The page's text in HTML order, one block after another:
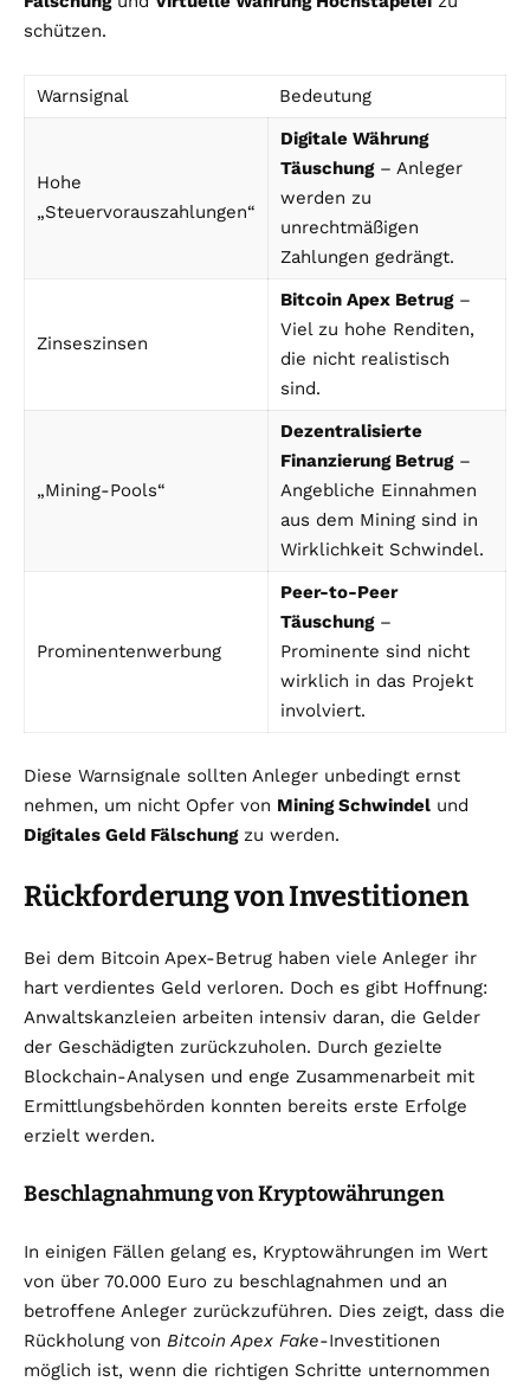
schützen.
Warnsignal Bedeutung
Hohe
„Steuervorauszahlungen“
Digitale Währung
Täuschung– Anleger
werden zu
unrechtmäßigen
Zahlungen gedrängt.
Zinseszinsen
Bitcoin Apex Betrug–
Viel zu hohe Renditen,
die nicht realistisch
sind.
„Mining-Pools“
Dezentralisierte
Finanzierung Betrug–
Angebliche Einnahmen
aus dem Mining sind in
Wirklichkeit Schwindel.
Prominentenwerbung
Peer-to-Peer
Täuschung–
Prominente sind nicht
wirklich in das Projekt
involviert.
Diese Warnsignale sollten Anleger unbedingt ernst
nehmen, um nicht Opfer von Mining Schwindel und
Digitales Geld Fälschungzu werden.
Rückforderung von Investitionen
Bei dem Bitcoin Apex-Betrug haben viele Anleger ihr
hart verdientes Geld verloren. Doch es gibt Hoffnung:
Anwaltskanzleien arbeiten intensiv daran, die Gelder
der Geschädigten zurückzuholen. Durch gezielte
Blockchain-Analysen und enge Zusammenarbeit mit
Ermittlungsbehörden konnten bereits erste Erfolge
erzielt werden.
Beschlagnahmung von Kryptowährungen
In einigen Fällen gelang es, Kryptowährungen im Wert
von über 70.000 Euro zu beschlagnahmen und an
betroffene Anleger zurückzuführen. Dies zeigt, dass die
Rückholung von Bitcoin Apex Fake-Investitionen
möglich ist, wenn die richtigen Schritte unternommen